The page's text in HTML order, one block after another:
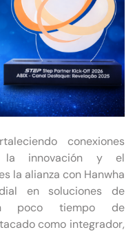
conexiones
la innovación y el
la alianza con Hanwha
en soluciones de
poco tiempo de
como integrador,